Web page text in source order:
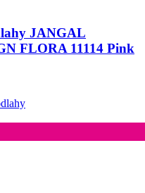
JANGAL
FLORA 11114 Pink